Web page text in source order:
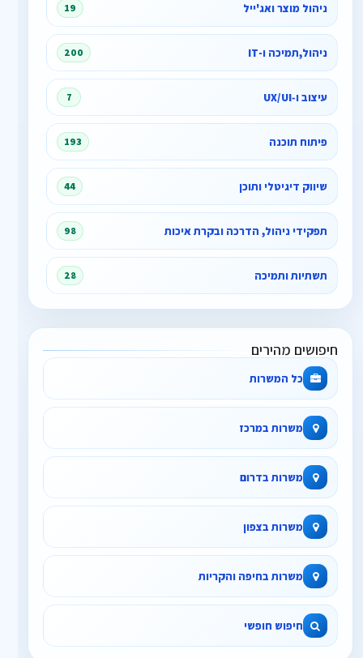
ניהול מוצר ואג'ייל 19
ניהול,תמיכה ו-IT 200
עיצוב ו‑UX/UI 7
פיתוח תוכנה 193
שיווק דיגיטלי ותוכן 44
תפקידי ניהול, הדרכה ובקרת איכות 98
תשתיות ותמיכה 28
חיפושים מהירים
כל המשרות
משרות במרכז
משרות בדרום
משרות בצפון
משרות בחיפה והקריות
חיפוש חופשי